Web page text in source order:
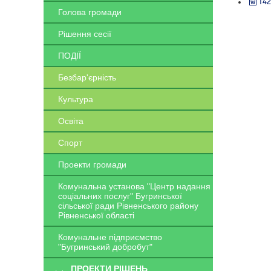
Голова громади
Рішення сесії
ПОДІЇ
Безбар'єрність
Культура
Освіта
Спорт
Проекти громади
Комунальна установа "Центр надання
соціальних послуг" Бугринської
сільської ради Рівненського району
Рівненської області
Комунальне підприємство
"Бугринський добробут"
ПРОЕКТИ РІШЕНЬ